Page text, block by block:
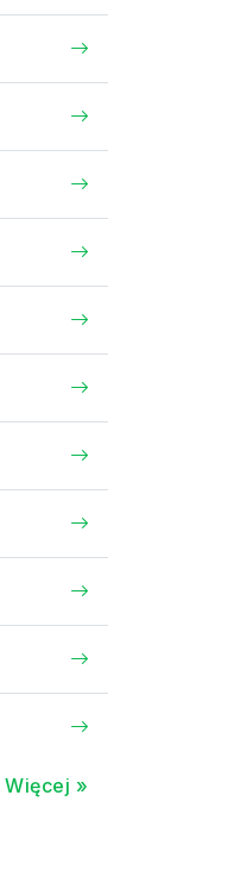
Więcej »